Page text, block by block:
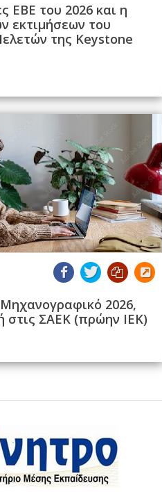
ΕΒΕ του 2026 και η
εκτιμήσεων του
της Keystone
2026,
στις ΣΑΕΚ (πρώην ΙΕΚ)